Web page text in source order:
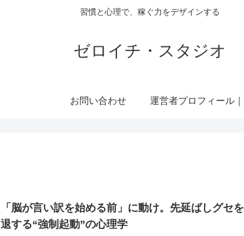
習慣と心理で、稼ぐ力をデザインする
ゼロイチ・スタジオ
お問い合わせ
「脳が言い訳を始める前」に動け。先延ばしグセ
退する“強制起動”の心理学